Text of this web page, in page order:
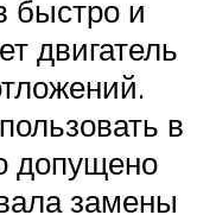
быстро и
двигатель
в
допущено
замены